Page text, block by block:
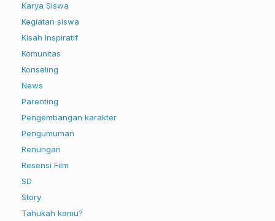
Karya Siswa
Kegiatan siswa
Kisah Inspiratif
Komunitas
Konseling
News
Parenting
Pengembangan karakter
Pengumuman
Renungan
Resensi Film
SD
Story
Tahukah kamu?